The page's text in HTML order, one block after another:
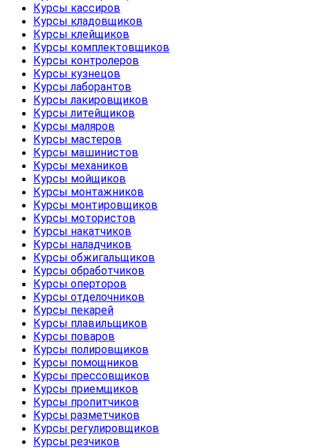
Курсы кассиров
Курсы кладовщиков
Курсы клейщиков
Курсы комплектовщиков
Курсы контролеров
Курсы кузнецов
Курсы лаборантов
Курсы лакировщиков
Курсы литейщиков
Курсы маляров
Курсы мастеров
Курсы машинистов
Курсы механиков
Курсы мойщиков
Курсы монтажников
Курсы монтировщиков
Курсы мотористов
Курсы накатчиков
Курсы наладчиков
Курсы обжигальщиков
Курсы обработчиков
Курсы оперторов
Курсы отделочников
Курсы пекарей
Курсы плавильщиков
Курсы поваров
Курсы полировщиков
Курсы помощников
Курсы прессовщиков
Курсы приемщиков
Курсы пропитчиков
Курсы разметчиков
Курсы регулировщиков
Курсы резчиков